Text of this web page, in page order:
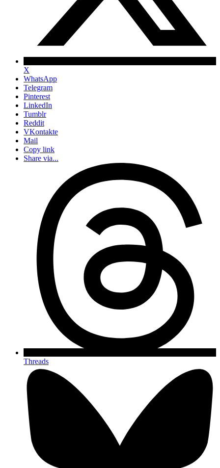
X
WhatsApp
Telegram
Pinterest
LinkedIn
Tumblr
Reddit
VKontakte
Mail
Copy link
Share via...
Threads